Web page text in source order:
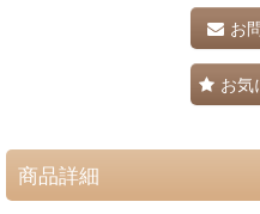
お
お気
商品詳細